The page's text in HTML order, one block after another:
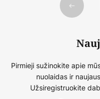
Ankstesnis
Pirmieji sužinokite apie
nuolaidas ir
Užsiregistruokite